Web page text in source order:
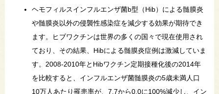
ヘモフィルスインフルエンザ菌b型（Hib）による髄膜炎
や髄膜炎以外の侵襲性感染症を減少する効果が期待でき
ます。ヒブワクチンは世界の多くの国々で現在使用され
ており、その結果、Hibによる髄膜炎症例は激減していま
す。2008-2010年とHibワクチン定期接種化後の2014年
を比較すると、インフルエンザ菌髄膜炎の5歳未満人口
10万人あたり罹患率が、7.7から0.0に100%減少し、イン